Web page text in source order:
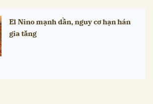
El Nino mạnh dần, nguy cơ hạn hán
gia tăng